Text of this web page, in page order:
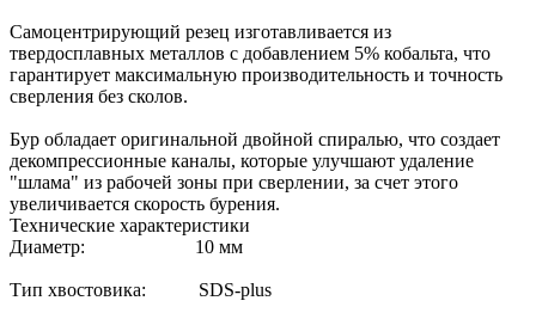
Самоцентрирующий резец изготавливается из
твердосплавных металлов с добавлением 5% кобальта, что
гарантирует максимальную производительность и точность
сверления без сколов.
Бур обладает оригинальной двойной спиралью, что создает
декомпрессионные каналы, которые улучшают удаление
"шлама" из рабочей зоны при сверлении, за счет этого
увеличивается скорость бурения.
Технические характеристики
Диаметр: 10 мм
Тип хвостовика: SDS-plus